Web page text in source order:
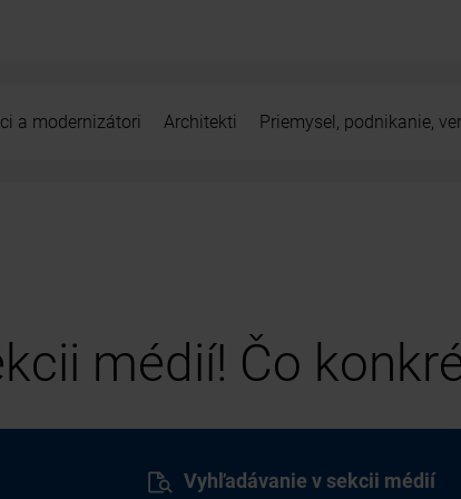
a modernizátori Architekti Priemysel, podnikanie,
médií! Čo
Vyhľadávanie v sekcii médií